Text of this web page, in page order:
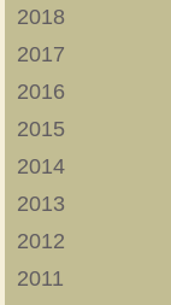
2018
2017
2016
2015
2014
2013
2012
2011